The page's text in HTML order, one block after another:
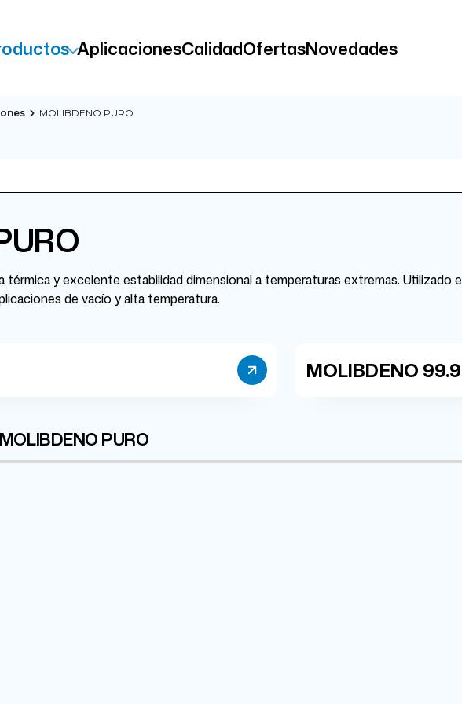
AplicacionesCalidadOfertasNovedades
MOLIBDENO PURO
y excelente estabilidad dimensional a temperaturas extremas. Utilizado
de vacío y alta temperatura.
MOLIBDENO
PURO